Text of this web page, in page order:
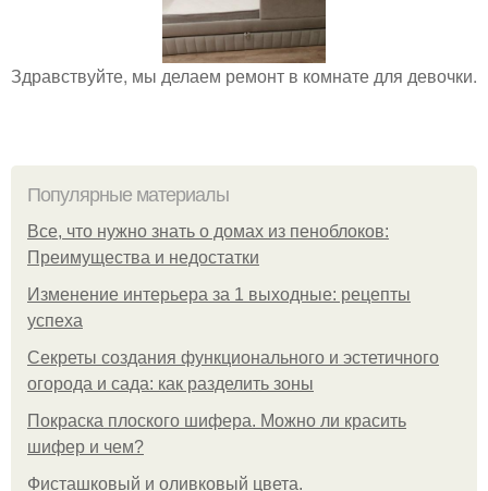
Здравствуйте, мы делаем ремонт в комнате для девочки.
Популярные материалы
Все, что нужно знать о домах из пеноблоков:
Преимущества и недостатки
Изменение интерьера за 1 выходные: рецепты
успеха
Секреты создания функционального и эстетичного
огорода и сада: как разделить зоны
Покраска плоского шифера. Можно ли красить
шифер и чем?
Фисташковый и оливковый цвета.